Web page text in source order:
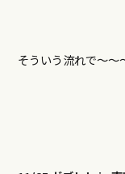
そういう流れで〜